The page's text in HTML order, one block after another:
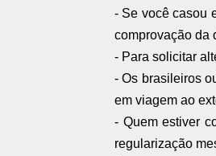
- Se você casou
comprovação da
- Para solicitar
- Os brasileiros
em viagem ao
- Quem estiver
regularização